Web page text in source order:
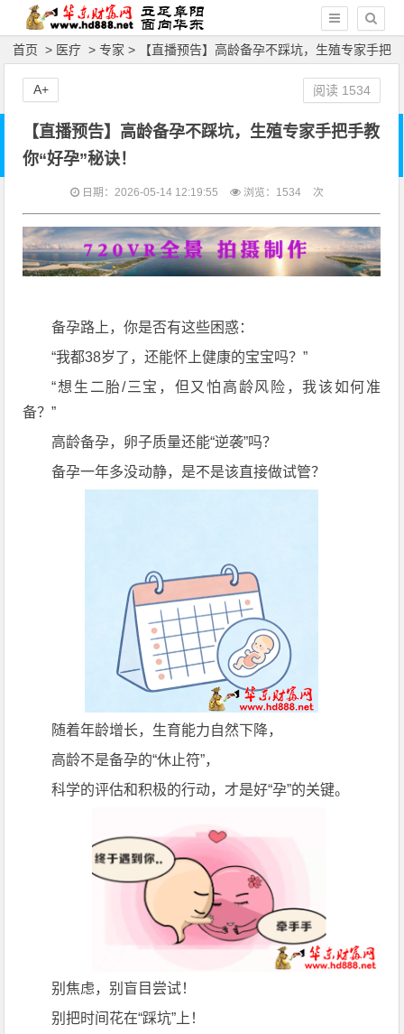
首页 > 医疗 >专家 > 【直播预告】高龄备孕不踩坑，生殖专家手把
手教你“好孕”秘诀！
【直播预告】高龄备孕不踩坑，生殖专家手把手教
你“好孕”秘诀！
日期：2026-05-14 12:19:55 浏览： 1534 次
备孕路上，你是否有这些困惑：
“我都38岁了，还能怀上健康的宝宝吗？”
“想生二胎/三宝，但又怕高龄风险，我该如何准
备？”
高龄备孕，卵子质量还能“逆袭”吗？
备孕一年多没动静，是不是该直接做试管？
随着年龄增长，生育能力自然下降，
高龄不是备孕的“休止符”，
科学的评估和积极的行动，才是好“孕”的关键。
别焦虑，别盲目尝试！
别把时间花在“踩坑”上！
阅读 1534
A+